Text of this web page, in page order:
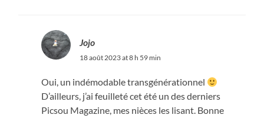
Jojo
18 août 2023 at 8 h 59 min
Oui, un indémodable transgénérationnel
D’ailleurs, j’ai feuilleté cet été un des derniers
Picsou Magazine, mes nièces les lisant. Bonne